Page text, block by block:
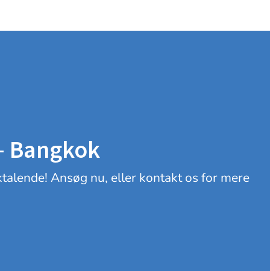
Bangkok
Ansøg nu, eller kontakt os for mere